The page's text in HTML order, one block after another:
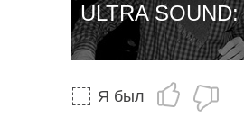
ULTRA
Я был